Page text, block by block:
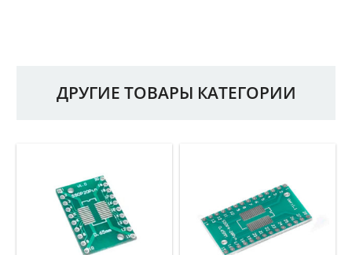
ДРУГИЕ ТОВАРЫ КАТЕГОРИИ